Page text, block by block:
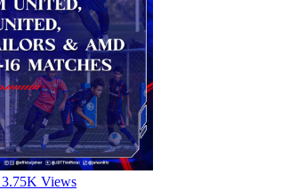
3.75K Views